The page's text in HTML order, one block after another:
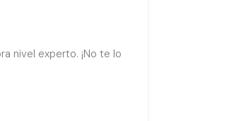
nivel experto. ¡No te lo